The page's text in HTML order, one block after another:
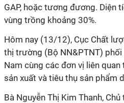
GAP, hoặc tương đương. Diện
vùng trồng khoảng 30%.
Hôm nay (13/12), Cục Chất
thị trường (Bộ NN&PTNT)
Nam cùng các đơn vị liên
sản xuất và tiêu thụ sản phẩm
Bà Nguyễn Thị Kim Thanh,